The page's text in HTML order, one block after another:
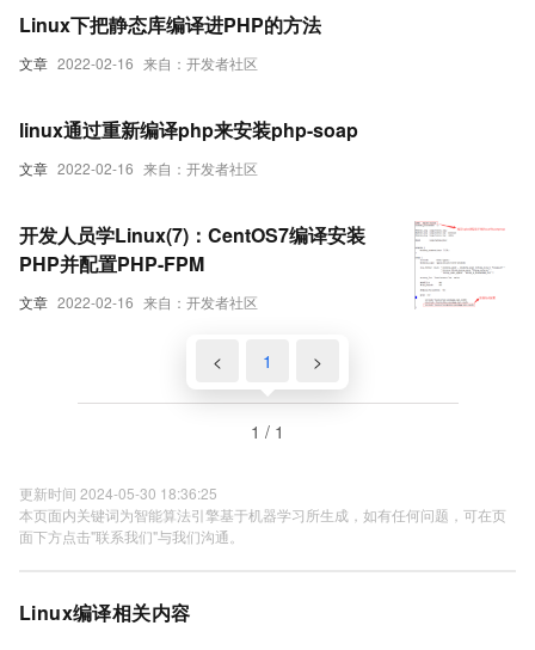
文章 2022-02-16 来自：开发者社区
Linux下把静态库编译进PHP的方法
文章 2022-02-16 来自：开发者社区
linux通过重新编译php来安装php-soap
文章 2022-02-16 来自：开发者社区
开发人员学Linux(7)：CentOS7编译安装
PHP并配置PHP-FPM
< 1 >
1 / 1
更新时间 2024-05-30 18:36:25
本页面内关键词为智能算法引擎基于机器学习所生成，如有任何问题，可在页
面下方点击"联系我们"与我们沟通。
Linux编译相关内容